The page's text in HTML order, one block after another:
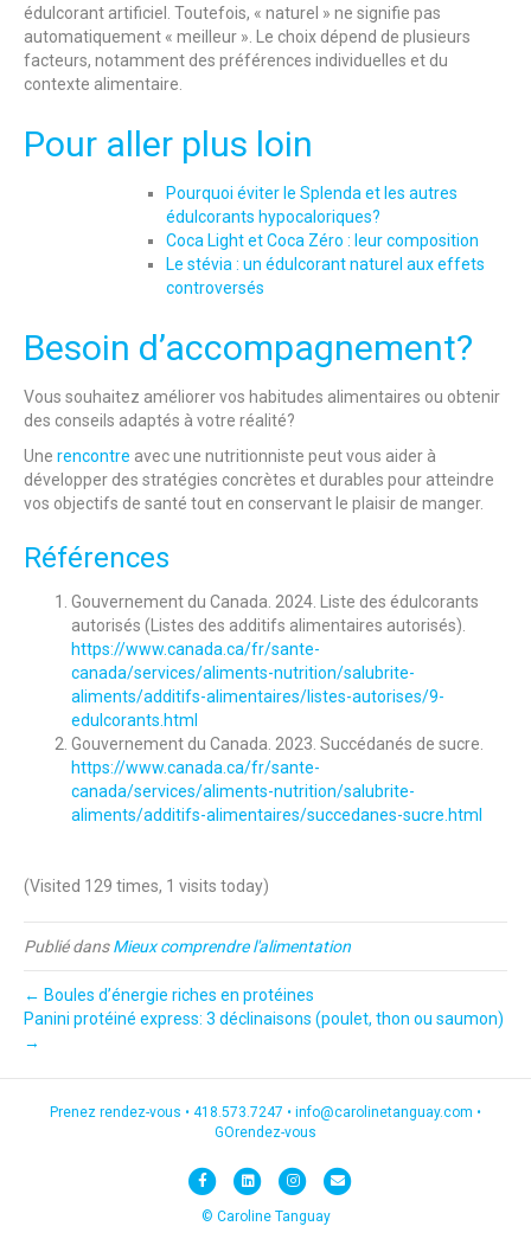
édulcorant artificiel. Toutefois, « naturel » ne signifie pas
automatiquement « meilleur ». Le choix dépend de plusieurs
facteurs, notamment des préférences individuelles et du
contexte alimentaire.
Pour aller plus loin
Pourquoi éviter le Splenda et les autres
édulcorants hypocaloriques?
Coca Light et Coca Zéro : leur composition
Le stévia : un édulcorant naturel aux effets
controversés
Besoin d’accompagnement?
Vous souhaitez améliorer vos habitudes alimentaires ou obtenir
des conseils adaptés à votre réalité?
Une rencontre avec une nutritionniste peut vous aider à
développer des stratégies concrètes et durables pour atteindre
vos objectifs de santé tout en conservant le plaisir de manger.
Références
Gouvernement du Canada. 2024. Liste des édulcorants
autorisés (Listes des additifs alimentaires autorisés).
https://www.canada.ca/fr/sante-
canada/services/aliments-nutrition/salubrite-
aliments/additifs-alimentaires/listes-autorises/9-
edulcorants.html
Gouvernement du Canada. 2023. Succédanés de sucre.
https://www.canada.ca/fr/sante-
canada/services/aliments-nutrition/salubrite-
aliments/additifs-alimentaires/succedanes-sucre.html
(Visited 129 times, 1 visits today)
Publié dansMieux comprendre l'alimentation
← Boules d’énergie riches en protéines
Panini protéiné express: 3 déclinaisons (poulet, thon ou saumon)
→
Prenez rendez-vous • 418.573.7247 • info@carolinetanguay.com •
GOrendez-vous
F
a
L
i
I
E
© Caroline Tanguay